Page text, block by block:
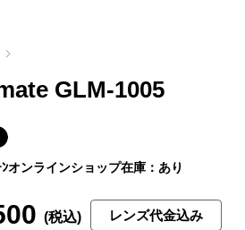
オンラインショップ在庫：あり
レンズ代金込み
GLM-1005